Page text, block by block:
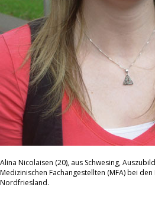
Alina Nicolaisen (20), aus Schwesing,
Medizinischen Fachangestellten (MFA) bei den
Nordfriesland.